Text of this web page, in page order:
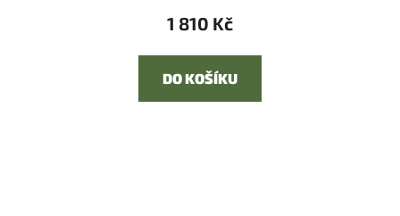
1 810 Kč
DO KOŠÍKU